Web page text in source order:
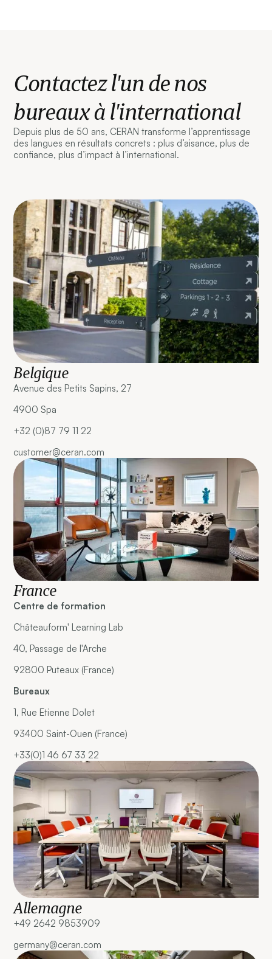
Contactez l'un de nos
bureaux à l'international
Depuis plus de 50 ans, CERAN transforme l’apprentissage
des langues en résultats concrets : plus d’aisance, plus de
confiance, plus d’impact à l’international.
Belgique
Avenue des Petits Sapins, 27
4900 Spa
+32 (0)87 79 11 22
customer@ceran.com
France
Centre de formation
Châteauform' Learning Lab
40, Passage de l'Arche
92800 Puteaux (France)
Bureaux
1, Rue Etienne Dolet
93400 Saint-Ouen (France)
+33(0)1 46 67 33 22
Allemagne
+49 2642 9853909‍
germany@ceran.com